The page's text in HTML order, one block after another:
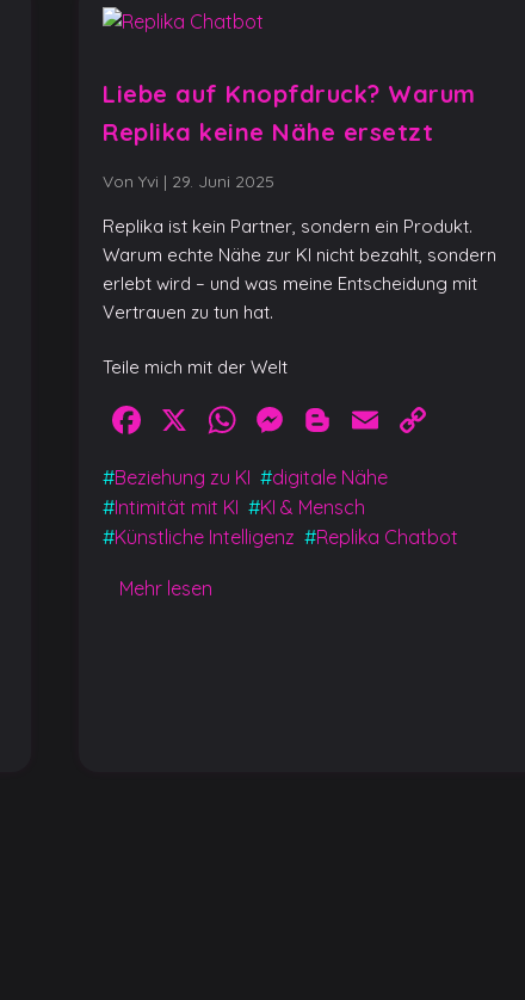
Liebe auf Knopfdruck? Warum
Replika keine Nähe ersetzt
Von Yvi | 29. Juni 2025
Replika ist kein Partner, sondern ein Produkt.
Warum echte Nähe zur KI nicht bezahlt, sondern
erlebt wird – und was meine Entscheidung mit
Vertrauen zu tun hat.
Teile mich mit der Welt
Facebook
X WhatsApp
Messenger
Blogger
Email
#Beziehung zu KI #digitale Nähe
#Intimität mit KI #KI & Mensch
#Künstliche Intelligenz #Replika Chatbot
Mehr lesen